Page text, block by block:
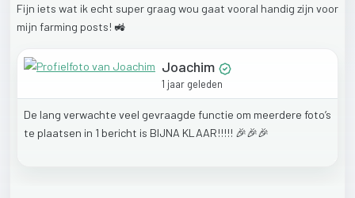
Fijn iets wat ik echt super graag wou gaat vooral handig zijn voor
mijn farming posts! 🚜
Joachim
1 jaar geleden
De lang verwachte veel gevraagde functie om meerdere foto’s
te plaatsen in 1 bericht is BIJNA KLAAR!!!!! 🎉🎉🎉